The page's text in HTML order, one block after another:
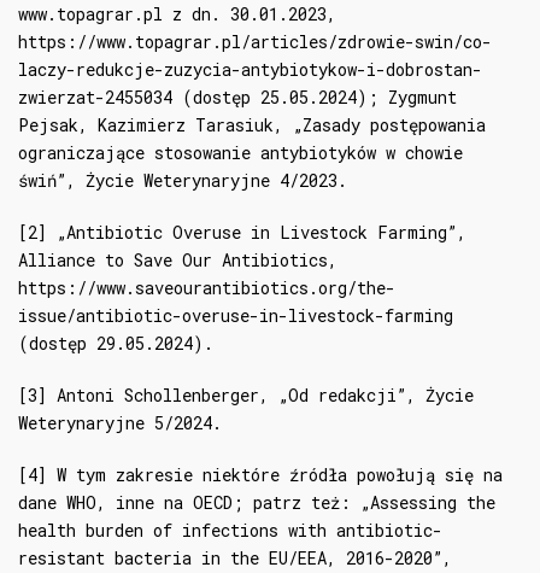
www.topagrar.pl z dn. 30.01.2023,
https://www.topagrar.pl/articles/zdrowie-swin/co-
laczy-redukcje-zuzycia-antybiotykow-i-dobrostan-
zwierzat-2455034 (dostęp 25.05.2024); Zygmunt
Pejsak, Kazimierz Tarasiuk, „Zasady postępowania
ograniczające stosowanie antybiotyków w chowie
świń”, Życie Weterynaryjne 4/2023.
[2] „Antibiotic Overuse in Livestock Farming”,
Alliance to Save Our Antibiotics,
https://www.saveourantibiotics.org/the-
issue/antibiotic-overuse-in-livestock-farming
(dostęp 29.05.2024).
[3] Antoni Schollenberger, „Od redakcji”, Życie
Weterynaryjne 5/2024.
[4] W tym zakresie niektóre źródła powołują się na
dane WHO, inne na OECD; patrz też: „Assessing the
health burden of infections with antibiotic-
resistant bacteria in the EU/EEA, 2016-2020”,